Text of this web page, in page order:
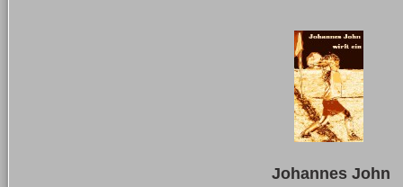
Johannes John